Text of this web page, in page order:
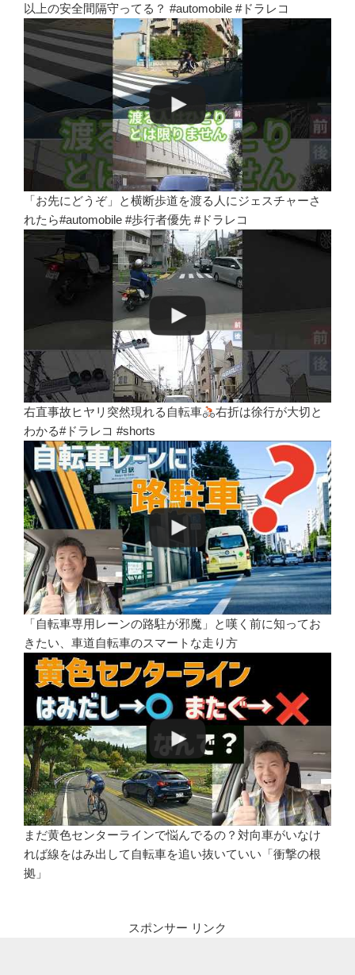
以上の安全間隔守ってる？ #automobile #ドラレコ
「お先にどうぞ」と横断歩道を渡る人にジェスチャーさ
れたら#automobile #歩行者優先 #ドラレコ
右直事故ヒヤリ突然現れる自転車
右折は徐行が大切と
わかる#ドラレコ #shorts
「自転車専用レーンの路駐が邪魔」と嘆く前に知ってお
きたい、車道自転車のスマートな走り方
まだ黄色センターラインで悩んでるの？対向車がいなけ
れば線をはみ出して自転車を追い抜いていい「衝撃の根
拠」
スポンサー リンク